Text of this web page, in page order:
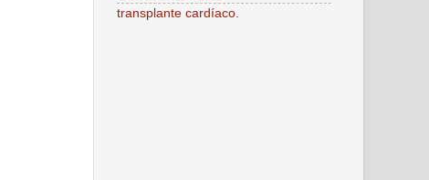
transplante cardíaco.